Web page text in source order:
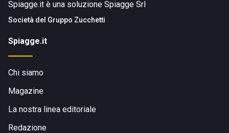
Spiagge.it è una soluzione Spiagge Srl
Società del Gruppo Zucchetti
Spiagge.it
Chi siamo
Magazine
La nostra linea editoriale
Redazione